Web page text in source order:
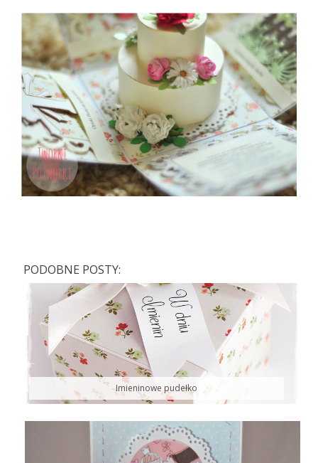
PODOBNE POSTY:
Imieninowe pudełko